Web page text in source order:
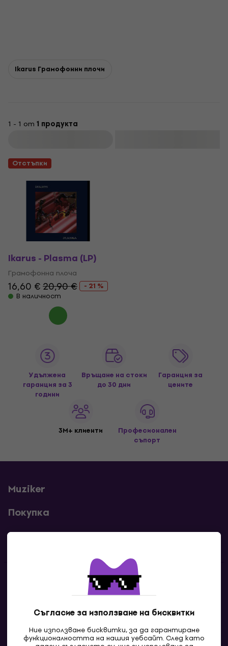
Съгласие за използване на бисквитки
Ние използваме бисквитки, за да гарантираме
функционалността на нашия уебсайт. След като
Ikarus Грамофонни плочи
1 - 1 от 1 продукта
Отстъпки
Ikarus - Plasma (LP)
Грамофонна плоча
16,60 €20,90 €
- 21 %
В наличност
Удължена
гаранция за 3
години
Връщане на стоки
до 30 дни
Гаранция за
цените
3M+ клиенти
Професионален
съпорт
Muziker
Покупка
Полезни линкове
Контакти